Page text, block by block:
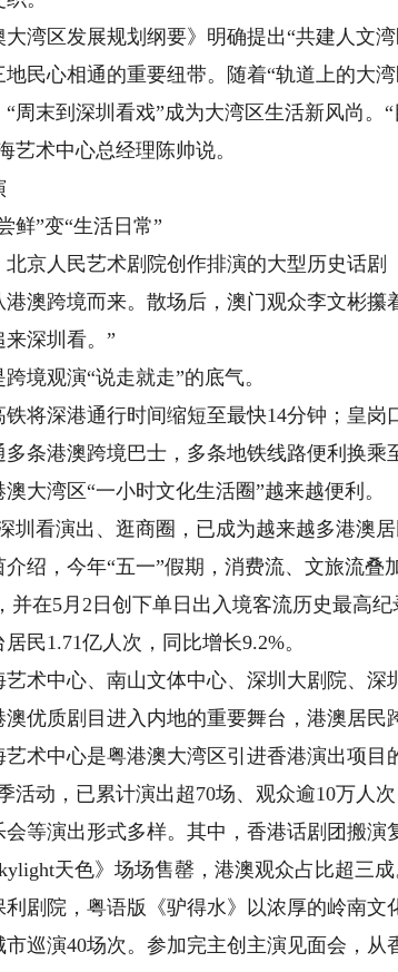
区发展规划纲要》明确提出“共建人文湾
地民心相通的重要纽带。随着“轨道上的大
周末到深圳看戏”成为大湾区生活新风尚。
艺术中心总经理陈帅说。
”变“生活日常”
人民艺术剧院创作排演的大型历史话剧
港澳跨境而来。散场后，澳门观众李文彬攥
深圳看。”
观演“说走就走”的底气。
深港通行时间缩短至最快14分钟；皇岗
多条港澳跨境巴士，多条地铁线路便利换
大湾区“一小时文化生活圈”越来越便利。
看演出、逛商圈，已成为越来越多港澳居
绍，今年“五一”假期，消费流、文旅流
并在5月2日创下单日出入境客流历史最高
民1.71亿人次，同比增长9.2%。
中心、南山文体中心、深圳大剧院、深
优质剧目进入内地的重要舞台，港澳居民
中心是粤港澳大湾区引进香港演出项目
活动，已累计演出超70场、观众逾10万人
会等演出形式多样。其中，香港话剧团搬
天色》场场售罄，港澳观众占比超三成
院，粤语版《驴得水》以浓厚的岭南文
市巡演40场次。参加完主创主演见面会，从